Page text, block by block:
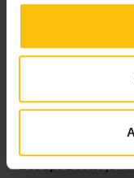
doelen. Je kunt je
intrekken via het
2x
Smaakpalet:
1xGratis
2x Dare to
Let op:Bestel je